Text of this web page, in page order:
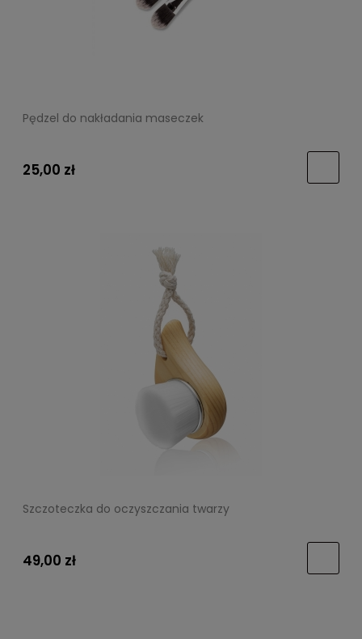
Pędzel do nakładania maseczek
25,00 zł
Szczoteczka do oczyszczania twarzy
49,00 zł